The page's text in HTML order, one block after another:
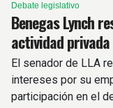
Debate legislativo
Benegas Lynch
actividad privada
El senador de LLA
intereses por su
participación en el